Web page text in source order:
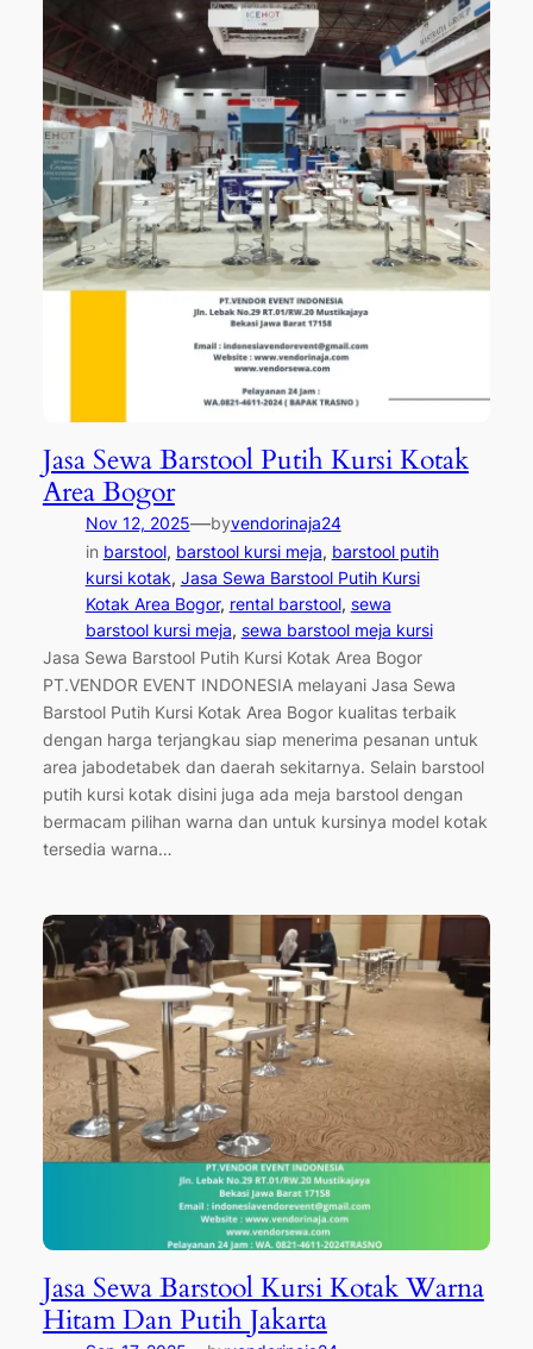
Jasa Sewa Barstool Putih Kursi Kotak
Area Bogor
Nov 12, 2025—byvendorinaja24
in barstool, barstool kursi meja, barstool putih
kursi kotak, Jasa Sewa Barstool Putih Kursi
Kotak Area Bogor, rental barstool, sewa
barstool kursi meja, sewa barstool meja kursi
Jasa Sewa Barstool Putih Kursi Kotak Area Bogor
PT.VENDOR EVENT INDONESIA melayani Jasa Sewa
Barstool Putih Kursi Kotak Area Bogor kualitas terbaik
dengan harga terjangkau siap menerima pesanan untuk
area jabodetabek dan daerah sekitarnya. Selain barstool
putih kursi kotak disini juga ada meja barstool dengan
bermacam pilihan warna dan untuk kursinya model kotak
tersedia warna…
Jasa Sewa Barstool Kursi Kotak Warna
Hitam Dan Putih Jakarta